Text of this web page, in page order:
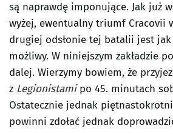
są naprawdę imponujące. Jak już
wyżej, ewentualny triumf Cracovii
drugiej odsłonie tej batalii jest
możliwy. W niniejszym zakładzie
dalej. Wierzymy bowiem, że
z Legionistamipo 45. minutach
Ostatecznie jednak
powinni zdołać jednak